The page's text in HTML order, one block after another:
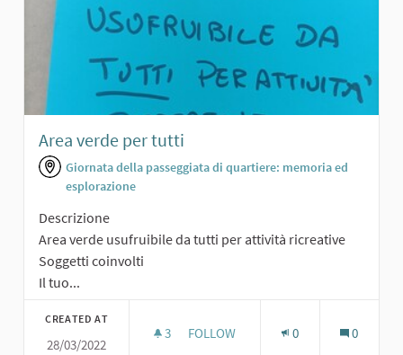
Area verde per tutti
Giornata della passeggiata di quartiere: memoria ed
esplorazione
Descrizione
Area verde usufruibile da tutti per attività ricreative
Soggetti coinvolti
Il tuo...
CREATED AT
28/03/2022
3 3 FOLLOWERS
FOLLOW 0 0